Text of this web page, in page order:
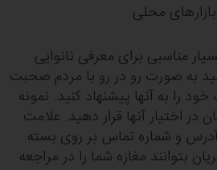
مناسبی برای معرفی نانوایی
به صورت رو در رو با مردم صحبت
را به آنها پیشنهاد کنید. نمونه
در اختیار آنها قرار دهید. علامت
و شماره تماس بر روی بسته
بتوانند مغازه شما را در مراجعه